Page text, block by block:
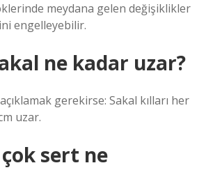
meydana gelen değişiklikler
engelleyebilir.
ne kadar uzar?
gerekirse: Sakal kılları her
uzar.
çok sert ne